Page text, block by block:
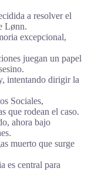
a resolver el
Lønn.
excepcional,
juegan un papel
intentando dirigir la
Sociales,
que rodean el caso.
ahora bajo
muerto que surge
es central para